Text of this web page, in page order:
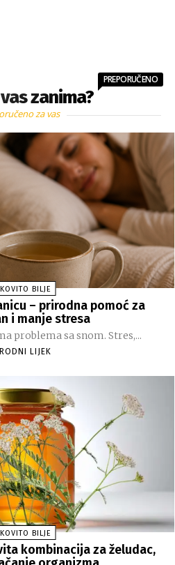
zanima?
PREPORUČENO
za vas
BILJE
– prirodna pomoć za
i manje stresa
problema sa snom. Stres,...
LIJEK
BILJE
kombinacija za želudac,